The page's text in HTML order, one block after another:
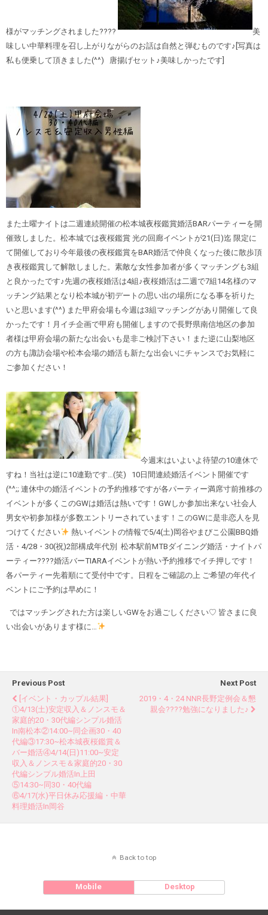
様がマッチングされました????
美
味しい中華料理を召し上がりながらのお話は自然と弾むものです♪[写真は
私も便乗して頂きました(^^) 唐揚げセット♪美味しかったです]
また土曜ナイトは二週連続開催の松本城夜桜鑑賞婚活BARパーティーを開
催致しました。松本城では夜桜鑑賞 光の回廊イベントが21(日)迄 限定に
て開催しており今年最後の夜桜鑑賞をBAR婚活で仲良くなった後に散歩頂
き夜桜鑑賞して解散しました。素敵な女性参加者が多くマッチングも3組
と良かったです♪先週の夜桜婚活は4組♪夜桜婚活は二週で7組14名様のマ
ッチング結果となり松本城が初デートの思い出の場所になる事を祈りた
いと思います(^^) また甲府会場も今週は3組マッチングがあり開催して良
かったです！月イチ企画で甲府も開催しますので長野県南信地区の参加
者様は甲府会場の新たな出会いも是非ご検討下さい！また逆に山梨地区
の方も諏訪会場や松本会場の婚活も新たな出会いにチャンスでお気軽に
ご参加ください！
今週末はいよいよ待望の10連休で
すね！当社は逆に10連勤です…(笑) 10日間連続婚活イベント開催です
(^^;; 連休中の婚活イベントの予約推移ですが各パーティー満席寸前推移の
イベントが多くこのGWは婚活は熱いです！GWしか参加出来ない社会人
男女や初参加様が多数エントリーされています！このGWに是非恋人を見
つけてください
熱いイベントの情報で5/4(土)岡谷やまびこ公園BBQ婚
活・4/28・30(祝)2部構成年代別 松本駅前MTBダイニング婚活・ナイトパ
ーティー????婚活バーTIARAイベントが熱い予約推移でイチ押しです！
各パーティー先着順にて受付中です。日程をご確認の上 ご希望の年代イ
ベントにご予約は早めに！
ではマッチングされた方は楽しいGWをお過ごしください♡ 皆さまに良
い出会いがあります様に…
Previous Post
[イベント・カップル結果]
①4/13(土)安定収入＆ノンスモ＆
家庭的20・30代編シンプル婚活
In南松本②14:00~同企画30・40
代編③17:30~松本城夜桜鑑賞＆
バー婚活④4/14(日)11:00~安定
収入＆ノンスモ＆家庭的20・30
代編シンプル婚活in上田
⑤14:30~同30・40代編
⑥4/17(水)平日休み応援編・中華
料理婚活in岡谷
Next Post
2019・4・24 NNR長野定例会＆懇
親会????勉強になりました♪
Back to top
Mobile Desktop